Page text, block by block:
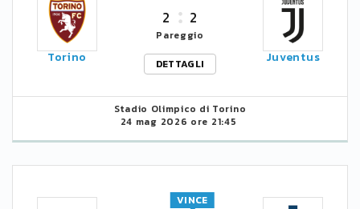
Torino
2 2
Pareggio
DETTAGLI
Juventus
Stadio Olimpico di Torino
24 mag 2026 ore 21:45
VINCE